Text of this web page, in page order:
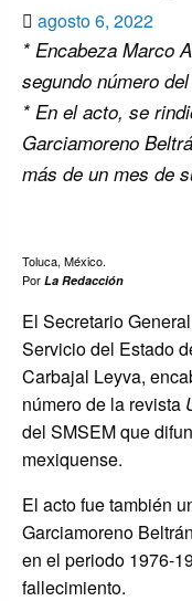
Publicado
el
agosto 6, 2022
* Encabeza Marco
segundo número
* En el acto, se
Garciamoreno
más de un mes de
Toluca, México.
Por La Redacción
El Secretario
Servicio del Estado
Carbajal Leyva,
número de la revista
del SMSEM que
mexiquense.
El acto fue también
Garciamoreno
en el periodo 1976-
fallecimiento.